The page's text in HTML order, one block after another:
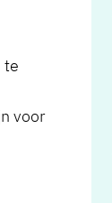
te
voor